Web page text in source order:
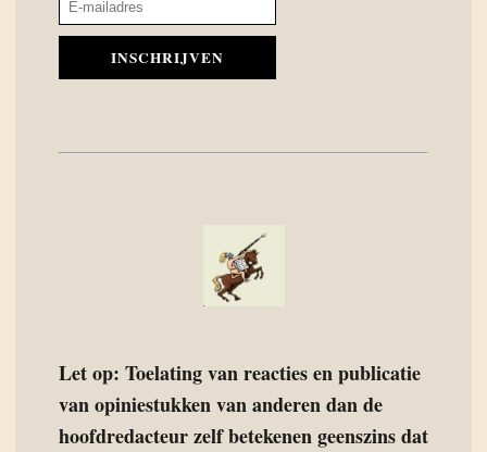
INSCHRIJVEN
Let op: Toelating van reacties en publicatie
van opiniestukken van anderen dan de
hoofdredacteur zelf betekenen geenszins dat